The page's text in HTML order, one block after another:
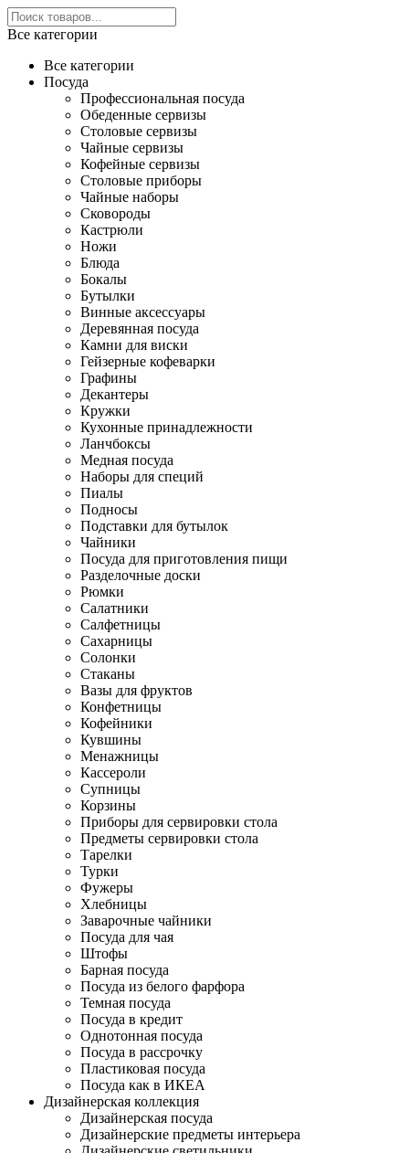
Все категории
Все категории
Посуда
Профессиональная посуда
Обеденные сервизы
Столовые сервизы
Чайные сервизы
Кофейные сервизы
Столовые приборы
Чайные наборы
Сковороды
Кастрюли
Ножи
Блюда
Бокалы
Бутылки
Винные аксессуары
Деревянная посуда
Камни для виски
Гейзерные кофеварки
Графины
Декантеры
Кружки
Кухонные принадлежности
Ланчбоксы
Медная посуда
Наборы для специй
Пиалы
Подносы
Подставки для бутылок
Чайники
Посуда для приготовления пищи
Разделочные доски
Рюмки
Салатники
Салфетницы
Сахарницы
Солонки
Стаканы
Вазы для фруктов
Конфетницы
Кофейники
Кувшины
Менажницы
Кассероли
Супницы
Корзины
Приборы для сервировки стола
Предметы сервировки стола
Тарелки
Турки
Фужеры
Хлебницы
Заварочные чайники
Посуда для чая
Штофы
Барная посуда
Посуда из белого фарфора
Темная посуда
Посуда в кредит
Однотонная посуда
Посуда в рассрочку
Пластиковая посуда
Посуда как в ИКЕА
Дизайнерская коллекция
Дизайнерская посуда
Дизайнерские предметы интерьера